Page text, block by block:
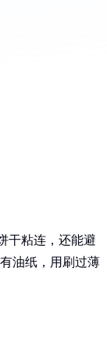
干粘连，还能避
油纸，用刷过薄